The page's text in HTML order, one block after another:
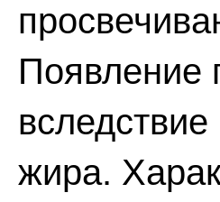
Появление
жира.